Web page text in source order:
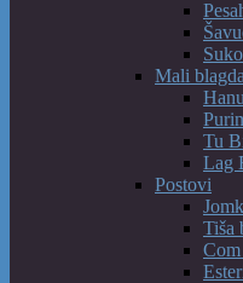
Mali
Tu
Lag
Postovi
Tiša